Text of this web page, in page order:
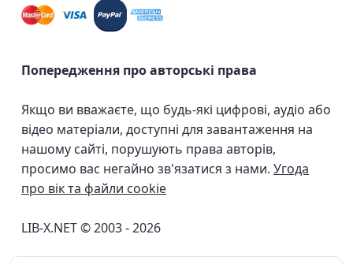
Попередження про авторські права
Якщо ви вважаєте, що будь-які цифрові, аудіо або
відео матеріали, доступні для завантаження на
нашому сайті, порушують права авторів,
просимо вас негайно зв'язатися з нами. Угода
про вік та файли cookie
LIB-X.NET © 2003 - 2026